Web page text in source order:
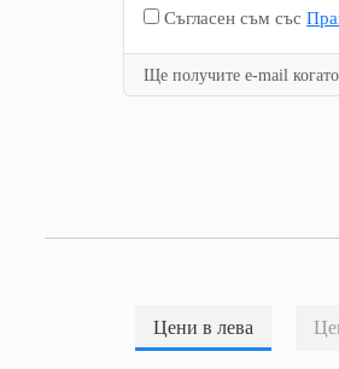
Съгласен съм със
Ще получите e-mail когато
Цени в лева